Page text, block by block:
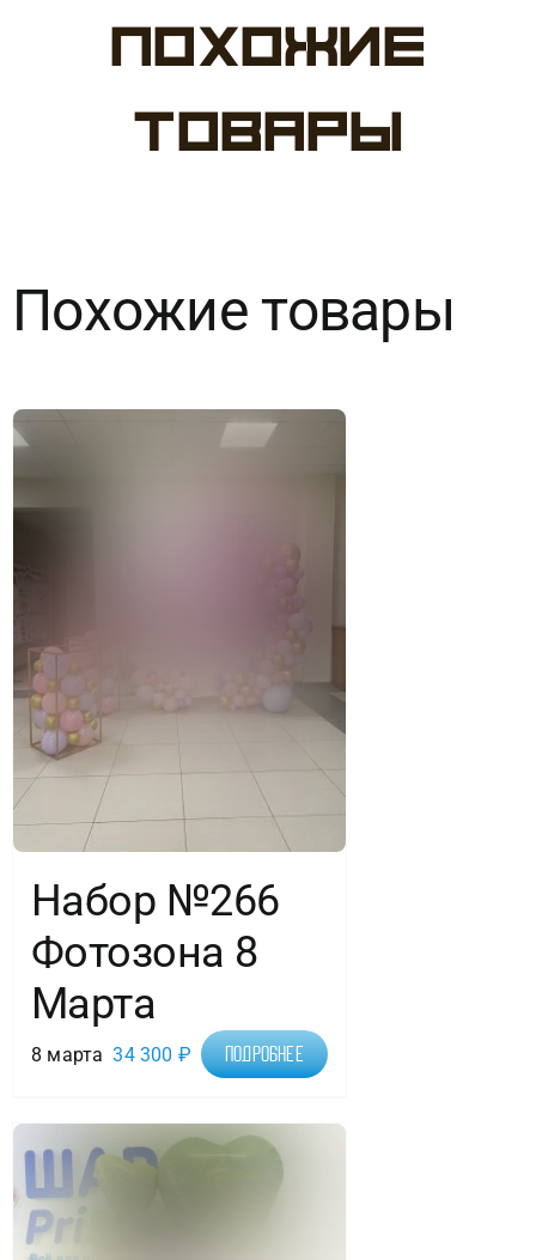
Набор
Милые
Похожие
товары
Похожие товары
Набор №266
Фотозона 8
Марта
8 марта 34 300 ₽ Подробнее